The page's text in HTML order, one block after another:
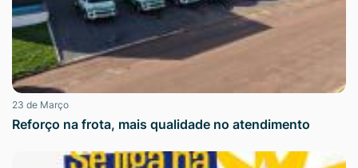
23 de Março
Reforço na frota, mais qualidade no atendimento